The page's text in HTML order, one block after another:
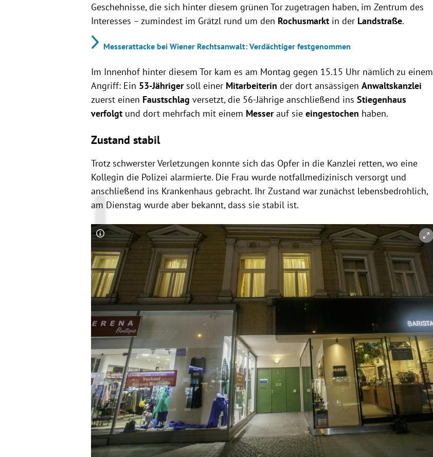
Geschehnisse, die sich hinter diesem grünen Tor zugetragen haben, im Zentrum des
Interesses – zumindest im Grätzl rund um den Rochusmarktin der Landstraße.
Messerattacke bei Wiener Rechtsanwalt: Verdächtiger festgenommen
Im Innenhof hinter diesem Tor kam es am Montag gegen 15.15 Uhr nämlich zu einem
Angriff: Ein 53-Jährigersoll einer Mitarbeiterin der dort ansässigen Anwaltskanzlei
zuerst einen Faustschlag versetzt, die 56-Jährige anschließend ins Stiegenhaus
verfolgtund dort mehrfach mit einem Messerauf sie eingestochen haben.
Zustand stabil
Trotz schwerster Verletzungen konnte sich das Opfer in die Kanzlei retten, wo eine
Kollegin die Polizei alarmierte. Die Frau wurde notfallmedizinisch versorgt und
anschließend ins Krankenhaus gebracht. Ihr Zustand war zunächst lebensbedrohlich,
am Dienstag wurde aber bekannt, dass sie stabil ist.
Copyright-Hinweis öffnen/schließen